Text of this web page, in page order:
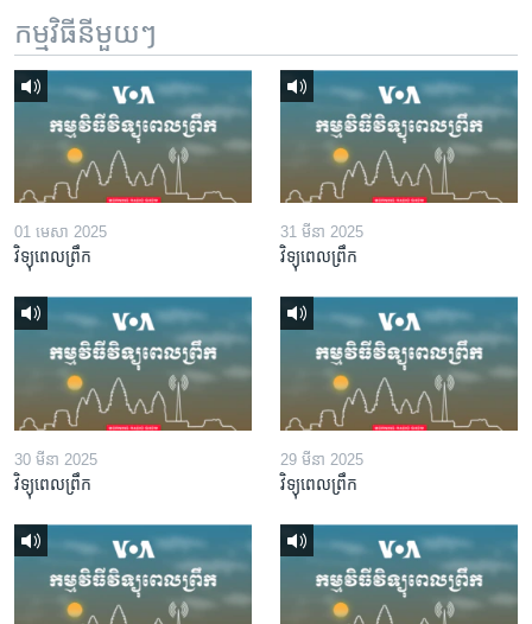
កម្មវិធី​នីមួយៗ
01 មេសា 2025
វិទ្យុពេលព្រឹក
31 មីនា 2025
វិទ្យុពេលព្រឹក
30 មីនា 2025
វិទ្យុពេលព្រឹក
29 មីនា 2025
វិទ្យុពេលព្រឹក